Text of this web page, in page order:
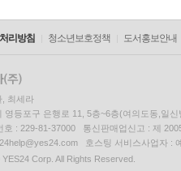
리방침 청소년보호정책 도서홍보안내
, 최세라
영등포구 은행로 11, 5층~6층(여의도동,일신
호 : 229-81-37000 통신판매업신고 : 제
호스팅 서비스사업자 :
Corp. All Rights Reserved.